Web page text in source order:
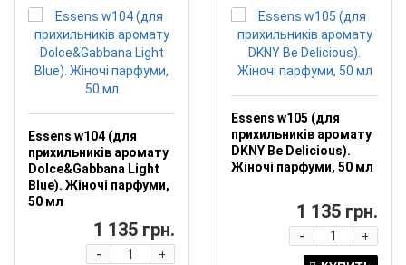
Essens w104 (для
прихильників аромату
Dolce&Gabbana Light
Blue). Жіночі парфуми,
50 мл
1 135 грн.
+
-
Essens w105 (для
прихильників аромату
DKNY Be Delicious).
Жіночі парфуми, 50 мл
1 135 грн.
+
-